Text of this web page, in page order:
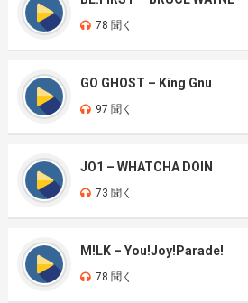
78 聞く
GO GHOST – King Gnu
97 聞く
JO1 – WHATCHA DOIN
73 聞く
M!LK – You!Joy!Parade!
78 聞く